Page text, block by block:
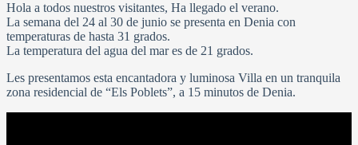
Hola a todos nuestros visitantes, Ha llegado el verano.
La semana del 24 al 30 de junio se presenta en Denia con
temperaturas de hasta 31 grados.
La temperatura del agua del mar es de 21 grados.
Les presentamos esta encantadora y luminosa Villa en un tranquila
zona residencial de “Els Poblets”, a 15 minutos de Denia.